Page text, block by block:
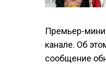
Премьер-
канале. Об
сообщение